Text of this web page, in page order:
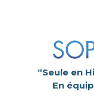
“Seule en
En